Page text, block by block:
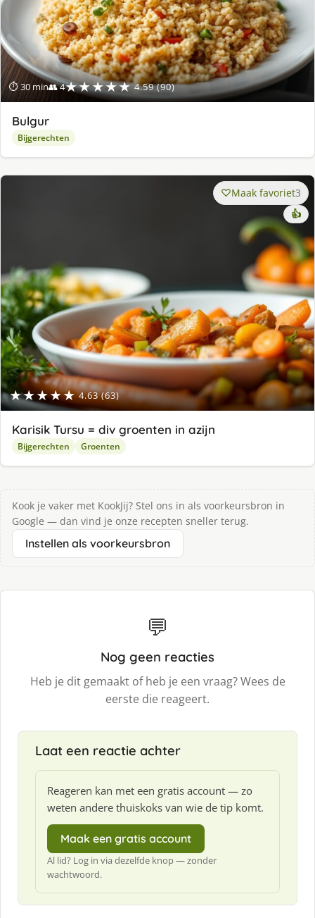
⏱ 30 min👥 4★★★★★ 4.59 (90)
Bulgur
Bijgerechten
★★★★★ 4.63 (63)
Maak favoriet3
👍
Karisik Tursu = div groenten in azijn
Bijgerechten Groenten
Kook je vaker met KookJij? Stel ons in als voorkeursbron in
Google — dan vind je onze recepten sneller terug.
Instellen als voorkeursbron
💬
Nog geen reacties
Heb je dit gemaakt of heb je een vraag? Wees de
eerste die reageert.
Laat een reactie achter
Reageren kan met een gratis account — zo
weten andere thuiskoks van wie de tip komt.
Maak een gratis account
Al lid? Log in via dezelfde knop — zonder
wachtwoord.